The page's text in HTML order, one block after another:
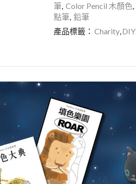
筆, Color Pencil 木顏色
點筆, 鉛筆
產品標籤： Charity, DIY,